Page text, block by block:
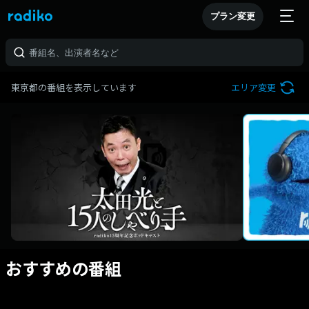
プラン変更
東京都の番組を表示しています エリア変更
おすすめの番組